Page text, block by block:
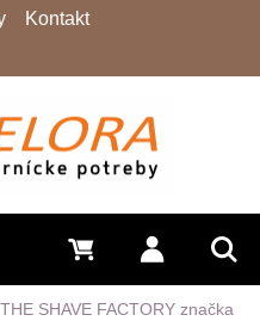
Prihlásiť
0 €
Kontakt
THE SHAVE FACTORY značka